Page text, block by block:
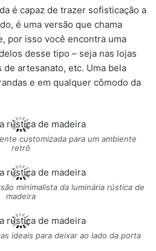
é capaz de trazer sofisticação a
é uma versão que chama
por isso você encontra uma
desse tipo – seja nas lojas
de artesanato, etc. Uma bela
e em qualquer cômodo da
customizada para um ambiente
retrô
minimalista da luminária rústica de
madeira
ideais para deixar ao lado da porta